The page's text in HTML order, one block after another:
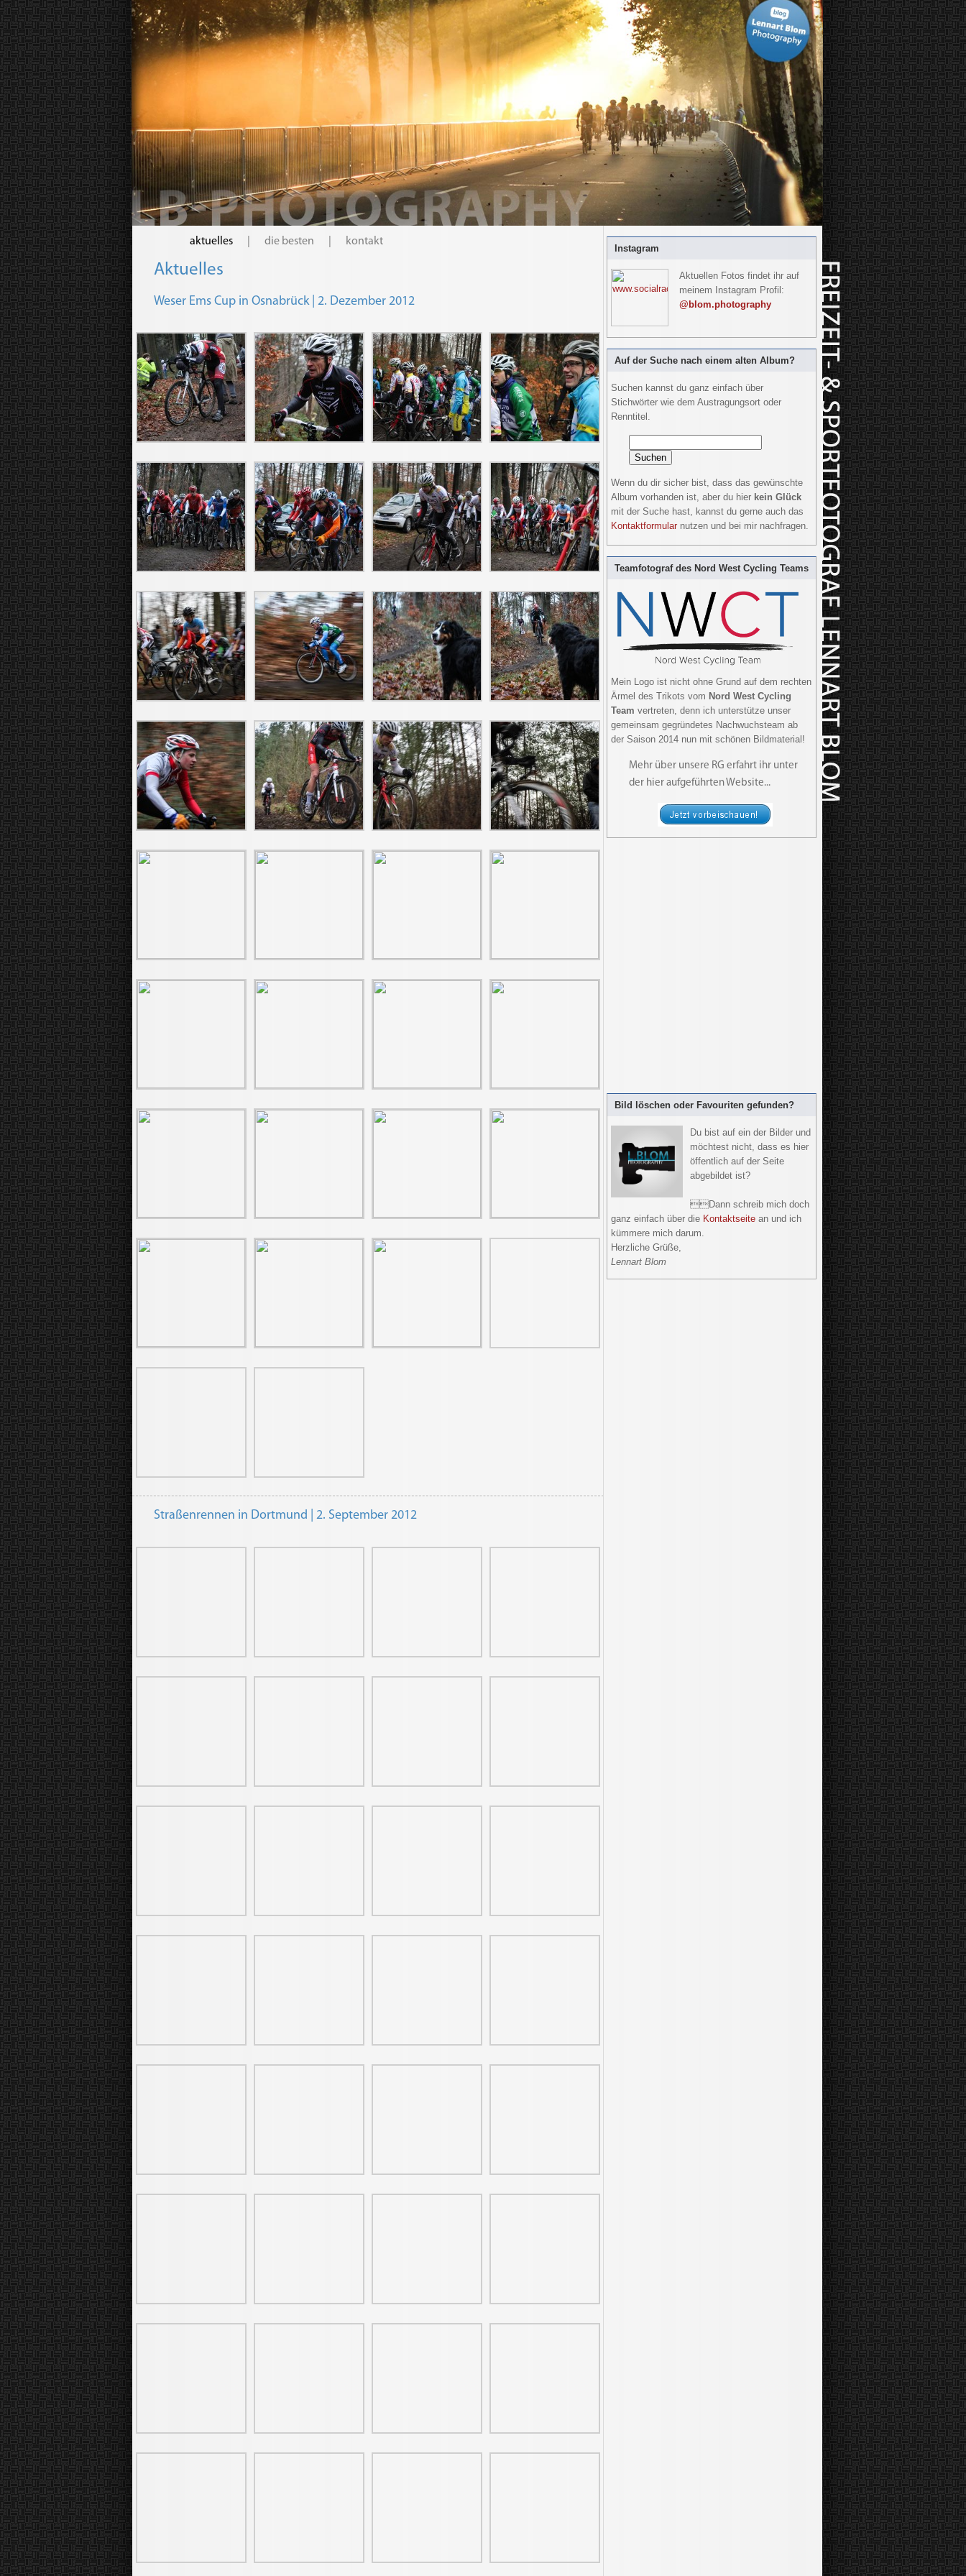
aktuelles die besten kontakt
Aktuelles
Weser Ems Cup in Osnabrück | 2. Dezember 2012
Straßenrennen in Dortmund | 2. September 2012
Instagram
Aktuellen Fotos findet ihr auf
meinem Instagram Profil:
@blom.photography
Auf der Suche nach einem alten Album?
Suchen kannst du ganz einfach über
Stichwörter wie dem Austragungsort oder
Renntitel.
Wenn du dir sicher bist, dass das gewünschte
Album vorhanden ist, aber du hier kein Glück
mit der Suche hast, kannst du gerne auch das
Kontaktformularnutzen und bei mir nachfragen.
Teamfotograf des Nord West Cycling Teams
Mein Logo ist nicht ohne Grund auf dem rechten
Ärmel des Trikots vom Nord West Cycling
Team vertreten, denn ich unterstütze unser
gemeinsam gegründetes Nachwuchsteam ab
der Saison 2014 nun mit schönen Bildmaterial!
Mehr über unsere RG erfahrt ihr unter
der hier aufgeführten Website...
Bild löschen oder Favouriten gefunden?
Du bist auf ein der Bilder und
möchtest nicht, dass es hier
öffentlich auf der Seite
abgebildet ist?
Dann schreib mich doch
ganz einfach über die Kontaktseitean und ich
kümmere mich darum.
Herzliche Grüße,
Lennart Blom